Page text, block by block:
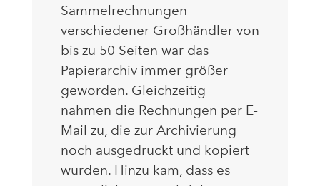
Sammelrechnungen
verschiedener Großhändler von
bis zu 50 Seiten war das
Papierarchiv immer größer
geworden. Gleichzeitig
nahmen die Rechnungen per E-
Mail zu, die zur Archivierung
noch ausgedruckt und kopiert
wurden. Hinzu kam, dass es